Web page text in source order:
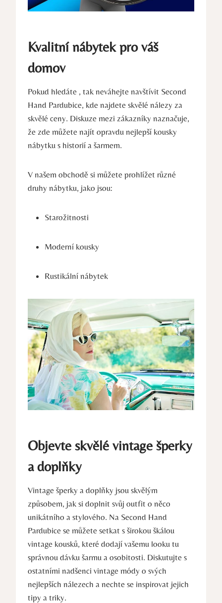
Kvalitní nábytek pro váš
domov
Pokud hledáte , tak neváhejte navštívit Second
Hand Pardubice, kde najdete skvělé nálezy za
skvělé ceny. Diskuze mezi zákazníky naznačuje,
že zde můžete najít opravdu nejlepší kousky
nábytku s historií a šarmem.
V našem obchodě si můžete prohlížet různé
druhy nábytku, jako jsou:
Starožitnosti
Moderní kousky
Rustikální nábytek
Objevte skvělé vintage šperky
a doplňky
Vintage šperky a doplňky jsou skvělým
způsobem, jak si doplnit svůj outfit o něco
unikátního a stylového. Na Second Hand
Pardubice se můžete setkat s širokou škálou
vintage kousků, které dodají vašemu looku tu
správnou dávku šarmu a osobitosti. Diskutujte s
ostatními nadšenci vintage módy o svých
nejlepších nálezech a nechte se inspirovat jejich
tipy a triky.